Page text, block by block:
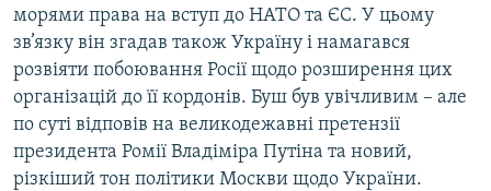
морями права на вступ до НАТО та ЄС. У цьому
зв’язку він згадав також Україну і намагався
розвіяти побоювання Росії щодо розширення цих
організацій до її кордонів. Буш був увічливим – але
по суті відповів на великодежавні претензії
президента Ромії Владіміра Путіна та новий,
різкіший тон політики Москви щодо України.